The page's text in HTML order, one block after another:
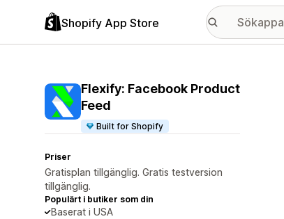
Shopify App Store
Flexify: Facebook Product
Feed
Built for Shopify
Priser
Gratisplan tillgänglig. Gratis testversion
tillgänglig.
Populärt i butiker som din
Baserat i USA